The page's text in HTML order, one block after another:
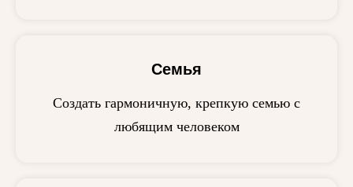
Семья
Создать гармоничную, крепкую семью с
любящим человеком